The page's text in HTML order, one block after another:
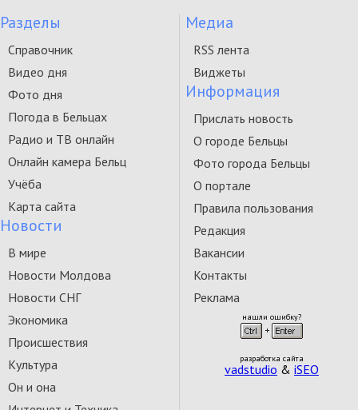
Разделы
Справочник
Видео дня
Фото дня
Погода в Бельцах
Радио и ТВ онлайн
Онлайн камера Бельц
Учёба
Карта сайта
Новости
В мире
Новости Молдова
Новости СНГ
Экономика
Происшествия
Культура
Он и она
Медиа
RSS лента
Виджеты
Информация
Прислать новость
О городе Бельцы
Фото города Бельцы
О портале
Правила пользования
Редакция
Вакансии
Контакты
Реклама
нашли ошибку?
разработка сайта
vadstudio & iSEO